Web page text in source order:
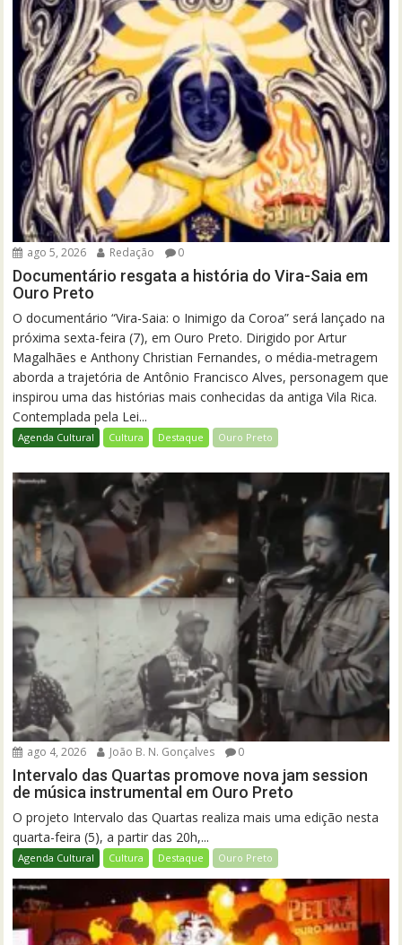
ago 5, 2026 Redação 0
Documentário resgata a história do Vira-Saia em
Ouro Preto
O documentário “Vira-Saia: o Inimigo da Coroa” será lançado na
próxima sexta-feira (7), em Ouro Preto. Dirigido por Artur
Magalhães e Anthony Christian Fernandes, o média-metragem
aborda a trajetória de Antônio Francisco Alves, personagem que
inspirou uma das histórias mais conhecidas da antiga Vila Rica.
Contemplada pela Lei...
Agenda Cultural Cultura Destaque Ouro Preto
ago 4, 2026 João B. N. Gonçalves 0
Intervalo das Quartas promove nova jam session
de música instrumental em Ouro Preto
O projeto Intervalo das Quartas realiza mais uma edição nesta
quarta-feira (5), a partir das 20h,...
Agenda Cultural Cultura Destaque Ouro Preto